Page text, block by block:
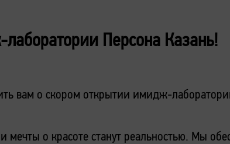
Персона Казань!
вам о скором открытии имидж-
мечты о красоте станут реальностью. Мы